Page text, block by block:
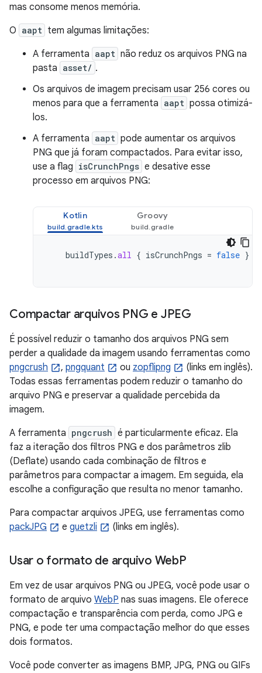
mas consome menos memória.
O aapt tem algumas limitações:
A ferramenta aapt não reduz os arquivos PNG na
pasta asset/ .
Os arquivos de imagem precisam usar 256 cores ou
menos para que a ferramenta aapt possa otimizá-
los.
A ferramenta aapt pode aumentar os arquivos
PNG que já foram compactados. Para evitar isso,
use a flag isCrunchPngs e desative esse
processo em arquivos PNG:
Kotlin Groovy
buildTypes .all { isCrunchPngs = false }
Compactar arquivos PNG e JPEG
É possível reduzir o tamanho dos arquivos PNG sem
perder a qualidade da imagem usando ferramentas como
pngcrush
, pngquant ou zopflipng
(links em inglês).
Todas essas ferramentas podem reduzir o tamanho do
arquivo PNG e preservar a qualidade percebida da
imagem.
A ferramenta pngcrush é particularmente eficaz. Ela
faz a iteração dos filtros PNG e dos parâmetros zlib
(Deflate) usando cada combinação de filtros e
parâmetros para compactar a imagem. Em seguida, ela
escolhe a configuração que resulta no menor tamanho.
Para compactar arquivos JPEG, use ferramentas como
packJPG
e guetzli (links em inglês).
Usar o formato de arquivo WebP
Em vez de usar arquivos PNG ou JPEG, você pode usar o
formato de arquivo WebP nas suas imagens. Ele oferece
compactação e transparência com perda, como JPG e
PNG, e pode ter uma compactação melhor do que esses
dois formatos.
Você pode converter as imagens BMP, JPG, PNG ou GIFs